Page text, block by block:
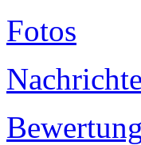
Fotos